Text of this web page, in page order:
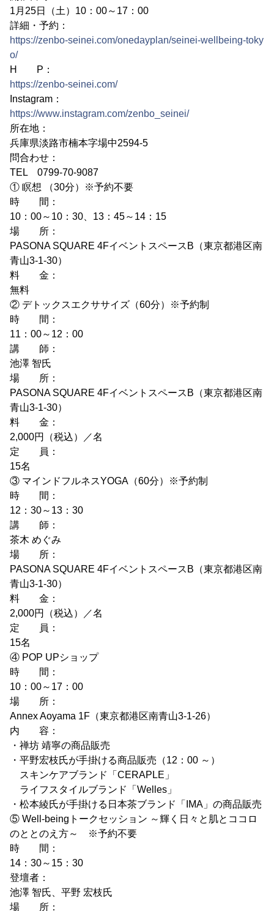
1月25日（土）10：00～17：00
詳細・予約：
https://zenbo-seinei.com/onedayplan/seinei-wellbeing-toky
o/
H P：
https://zenbo-seinei.com/
Instagram：
https://www.instagram.com/zenbo_seinei/
所在地：
兵庫県淡路市楠本字場中2594-5
問合わせ：
TEL 0799-70-9087
① 瞑想 （30分）※予約不要
時 間：
10：00～10：30、13：45～14：15
場 所：
PASONA SQUARE 4FイベントスペースB（東京都港区南
青山3-1-30）
料 金：
無料
② デトックスエクササイズ（60分）※予約制
時 間：
11：00～12：00
講 師：
池澤 智氏
場 所：
PASONA SQUARE 4FイベントスペースB（東京都港区南
青山3-1-30）
料 金：
2,000円（税込）／名
定 員：
15名
③ マインドフルネスYOGA（60分）※予約制
時 間：
12：30～13：30
講 師：
茶木 めぐみ
場 所：
PASONA SQUARE 4FイベントスペースB（東京都港区南
青山3-1-30）
料 金：
2,000円（税込）／名
定 員：
15名
④ POP UPショップ
時 間：
10：00～17：00
場 所：
Annex Aoyama 1F（東京都港区南青山3-1-26）
内 容：
・禅坊 靖寧の商品販売
・平野宏枝氏が手掛ける商品販売（12：00 ～）
スキンケアブランド「CERAPLE」
ライフスタイルブランド「Welles」
・松本綾氏が手掛ける日本茶ブランド「IMA」の商品販売
⑤ Well-beingトークセッション ～輝く日々と肌とココロ
のととのえ方～ ※予約不要
時 間：
14：30～15：30
登壇者：
池澤 智氏、平野 宏枝氏
場 所：